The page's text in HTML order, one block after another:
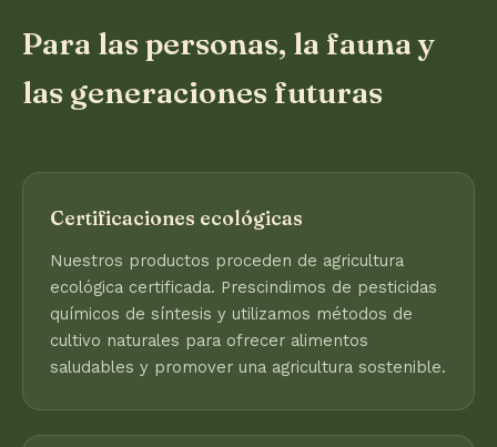
Para las personas, la fauna y
las generaciones futuras
Certificaciones ecológicas
Nuestros productos proceden de agricultura
ecológica certificada. Prescindimos de pesticidas
químicos de síntesis y utilizamos métodos de
cultivo naturales para ofrecer alimentos
saludables y promover una agricultura sostenible.